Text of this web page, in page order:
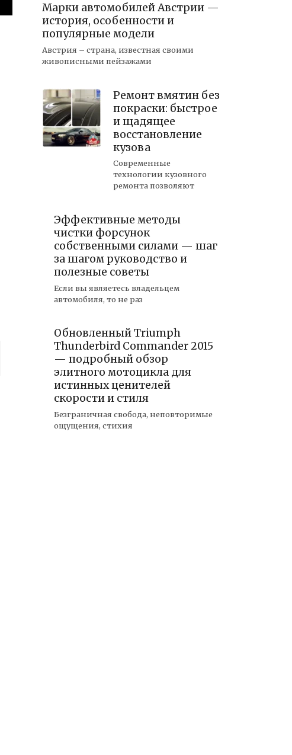
Марки автомобилей Австрии —
история, особенности и
популярные модели
Австрия – страна, известная своими
живописными пейзажами
Ремонт вмятин без
покраски: быстрое
и щадящее
восстановление
кузова
Современные
технологии кузовного
ремонта позволяют
Эффективные методы
чистки форсунок
собственными силами — шаг
за шагом руководство и
полезные советы
Если вы являетесь владельцем
автомобиля, то не раз
Обновленный Triumph
Thunderbird Commander 2015
— подробный обзор
элитного мотоцикла для
истинных ценителей
скорости и стиля
Безграничная свобода, неповторимые
ощущения, стихия